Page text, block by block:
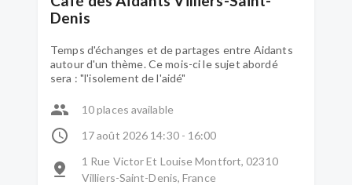
Denis
Temps d'échanges et de partages entre Aidants
autour d'un thème. Ce mois-ci le sujet abordé
sera : "l'isolement de l'aidé"
10 places available
17 août 2026 14:30 - 16:00
1 Rue Victor Et Louise Montfort, 02310
Villiers-Saint-Denis, France